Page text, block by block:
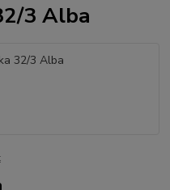
3 Alba